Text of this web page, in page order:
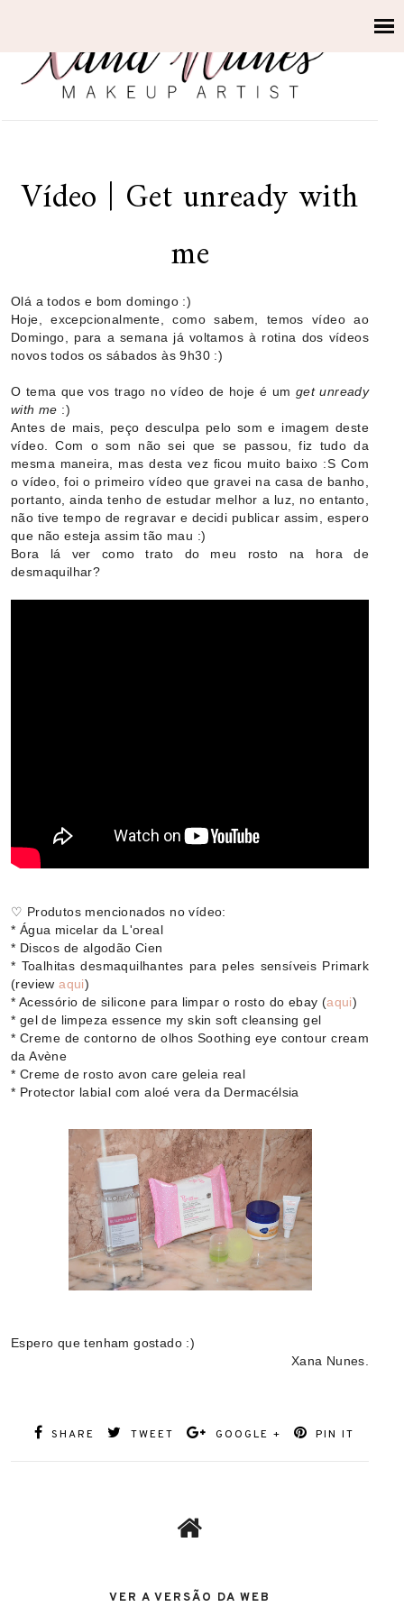
Vídeo | Get unready with
me
Olá a todos e bom domingo :)
Hoje, excepcionalmente, como sabem, temos vídeo ao
Domingo, para a semana já voltamos à rotina dos vídeos
novos todos os sábados às 9h30 :)
O tema que vos trago no vídeo de hoje é um get unready
with me :)
Antes de mais, peço desculpa pelo som e imagem deste
vídeo. Com o som não sei que se passou, fiz tudo da
mesma maneira, mas desta vez ficou muito baixo :S Com
o vídeo, foi o primeiro vídeo que gravei na casa de banho,
portanto, ainda tenho de estudar melhor a luz, no entanto,
não tive tempo de regravar e decidi publicar assim, espero
que não esteja assim tão mau :)
Bora lá ver como trato do meu rosto na hora de
desmaquilhar?
♡ Produtos mencionados no vídeo:
* Água micelar da L'oreal
* Discos de algodão Cien
* Toalhitas desmaquilhantes para peles sensíveis Primark
(reviewaqui)
* Acessório de silicone para limpar o rosto do ebay (aqui)
* gel de limpeza essence my skin soft cleansing gel
* Creme de contorno de olhos Soothing eye contour cream
da Avène
* Creme de rosto avon care geleia real
* Protector labial com aloé vera da Dermacélsia
Espero que tenham gostado :)
Xana Nunes.
SHARE TWEET GOOGLE + PIN IT
VER A VERSÃO DA WEB